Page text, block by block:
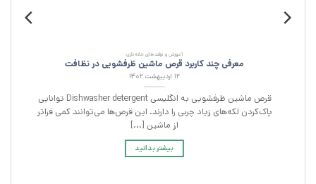
آموزش و ترفند‌های خانه‌داری
معرفی چند کاربرد قرص ماشین ظرفشویی در نظافت
۱۲ اردیبهشت ۱۴۰۲
قرص‌ ماشین ظرفشویی به انگلیسی Dishwasher detergent توانایی
پاک‌کردن لکه‌های زیاد چربی را دارند. این قرص‌ها می‌توانند کمی فراتر
از ماشین [...]
بیشتر بدانید